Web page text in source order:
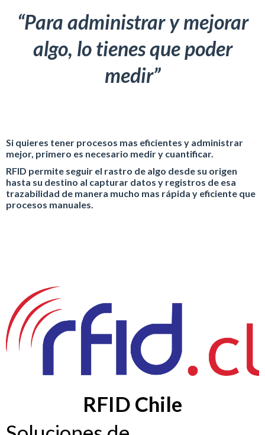
“Para administrar y mejorar
algo, lo tienes que poder
medir”
Si quieres tener procesos mas eficientes y administrar
mejor, primero es necesario medir y cuantificar.
RFID permite seguir el rastro de algo desde su origen
hasta su destino al capturar datos y registros de esa
trazabilidad de manera mucho mas rápida y eficiente que
procesos manuales.
RFID Chile